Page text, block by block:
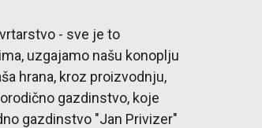
- sve je to
uzgajamo našu konoplju
hrana, kroz proizvodnju,
gazdinstvo, koje
gazdinstvo "Jan Privizer"